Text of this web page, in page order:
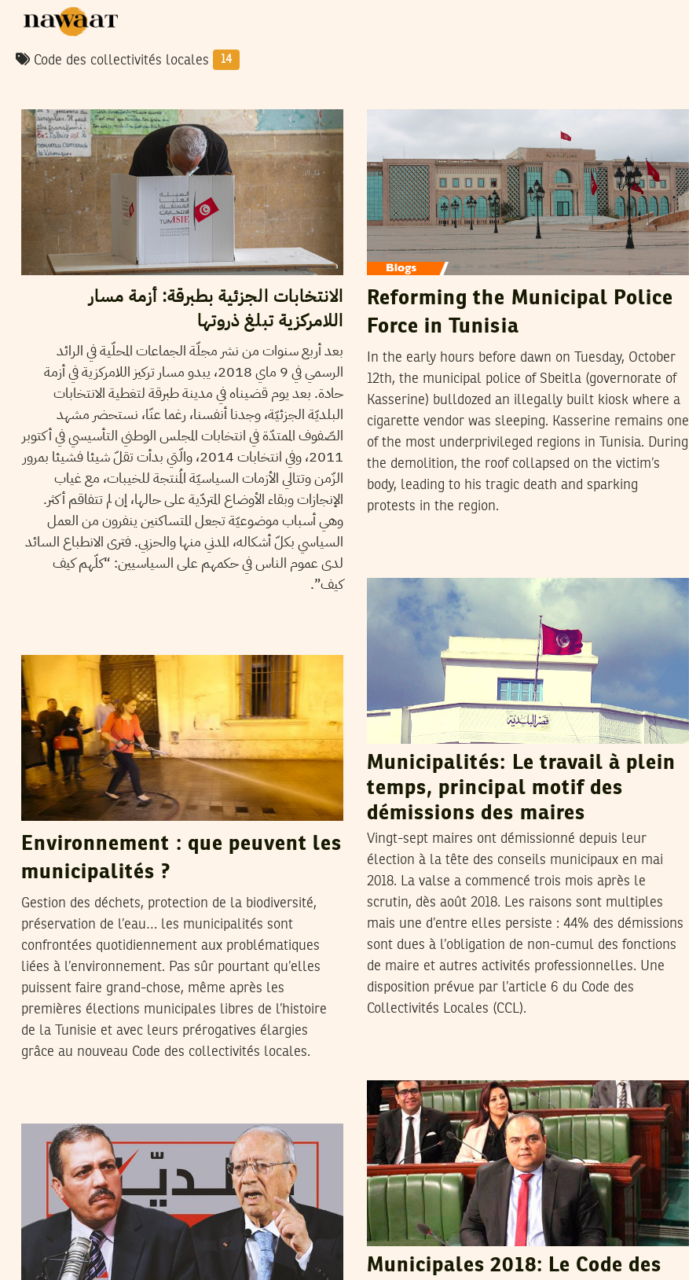
Code des collectivités locales 14
الانتخابات الجزئية بطبرقة: أزمة مسار
اللامركزية تبلغ ذروتها
بعد أربع سنوات من نشر مجلّة الجماعات المحلّية في الرائد
الرسمي في 9 ماي 2018، يبدو مسار تركيز اللامركزية في أزمة
حادة. بعد يوم قضيناه في مدينة طبرقة لتغطية الانتخابات
البلديّة الجزئيّة، وجدنا أنفسنا، رغما عنّا، نستحضر مشهد
الصّفوف الممتدّة في انتخابات المجلس الوطني التأسيسي في أكتوبر
2011، وفي انتخابات 2014، والّتي بدأت تقلّ شيئا فشيئا بمرور
الزّمن وتتالي الأزمات السياسيّة المُنتجة للخيبات، مع غياب
الإنجازات وبقاء الأوضاع المتردّية على حالها، إن لم تتفاقم أكثر.
وهي أسباب موضوعيّة تجعل المتساكنين ينفرون من العمل
السياسي بكلّ أشكاله، المدني منها والحزبي. فترى الانطباع السائد
لدى عموم الناس في حكمهم على السياسيين: “كلّهم كيف
كيف”.
Reforming the Municipal Police
Force in Tunisia
In the early hours before dawn on Tuesday, October
12th, the municipal police of Sbeitla (governorate of
Kasserine) bulldozed an illegally built kiosk where a
cigarette vendor was sleeping. Kasserine remains one
of the most underprivileged regions in Tunisia. During
the demolition, the roof collapsed on the victim’s
body, leading to his tragic death and sparking
protests in the region.
Municipalités: Le travail à plein
temps, principal motif des
démissions des maires
Vingt-sept maires ont démissionné depuis leur
élection à la tête des conseils municipaux en mai
2018. La valse a commencé trois mois après le
scrutin, dès août 2018. Les raisons sont multiples
mais une d’entre elles persiste : 44% des démissions
sont dues à l’obligation de non-cumul des fonctions
de maire et autres activités professionnelles. Une
disposition prévue par l’article 6 du Code des
Collectivités Locales (CCL).
Environnement : que peuvent les
municipalités ?
Gestion des déchets, protection de la biodiversité,
préservation de l’eau… les municipalités sont
confrontées quotidiennement aux problématiques
liées à l’environnement. Pas sûr pourtant qu’elles
puissent faire grand-chose, même après les
premières élections municipales libres de l’histoire
de la Tunisie et avec leurs prérogatives élargies
grâce au nouveau Code des collectivités locales.
Municipales 2018: Le Code des